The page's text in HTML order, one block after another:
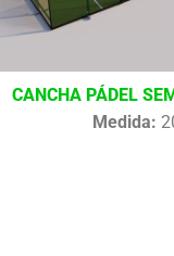
CANCHA PÁDEL
Medida: